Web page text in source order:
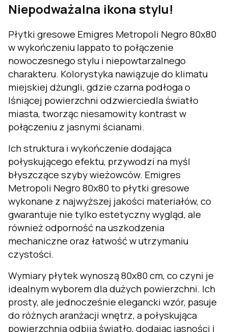
Niepodważalna ikona stylu!
Płytki gresowe Emigres Metropoli Negro 80x80
w wykończeniu lappato to połączenie
nowoczesnego stylu i niepowtarzalnego
charakteru. Kolorystyka nawiązuje do klimatu
miejskiej dżungli, gdzie czarna podłoga o
lśniącej powierzchni odzwierciedla światło
miasta, tworząc niesamowity kontrast w
połączeniu z jasnymi ścianami.
Ich struktura i wykończenie dodająca
połyskującego efektu, przywodzi na myśl
błyszczące szyby wieżowców. Emigres
Metropoli Negro 80x80 to płytki gresowe
wykonane z najwyższej jakości materiałów, co
gwarantuje nie tylko estetyczny wygląd, ale
również odporność na uszkodzenia
mechaniczne oraz łatwość w utrzymaniu
czystości.
Wymiary płytek wynoszą 80x80 cm, co czyni je
idealnym wyborem dla dużych powierzchni. Ich
prosty, ale jednocześnie elegancki wzór, pasuje
do różnych aranżacji wnętrz, a połyskująca
powierzchnia odbija światło, dodając jasności i